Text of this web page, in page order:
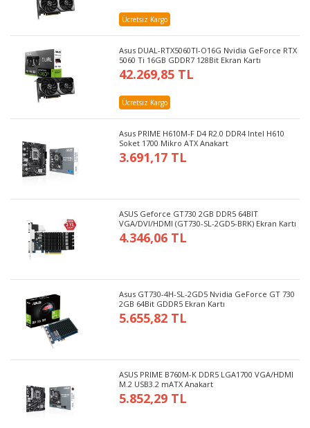
Ücretsiz Kargo
Asus DUAL-RTX5060TI-O16G Nvidia GeForce RTX
5060 Ti 16GB GDDR7 128Bit Ekran Kartı
42.269,85 TL
Ücretsiz Kargo
Asus PRIME H610M-F D4 R2.0 DDR4 Intel H610
Soket 1700 Mikro ATX Anakart
3.691,17 TL
ASUS Geforce GT730 2GB DDR5 64BIT
VGA/DVI/HDMI (GT730-SL-2GD5-BRK) Ekran Kartı
4.346,06 TL
Asus GT730-4H-SL-2GD5 Nvidia GeForce GT 730
2GB 64Bit GDDR5 Ekran Kartı
5.655,82 TL
ASUS PRIME B760M-K DDR5 LGA1700 VGA/HDMI
M.2 USB3.2 mATX Anakart
5.852,29 TL